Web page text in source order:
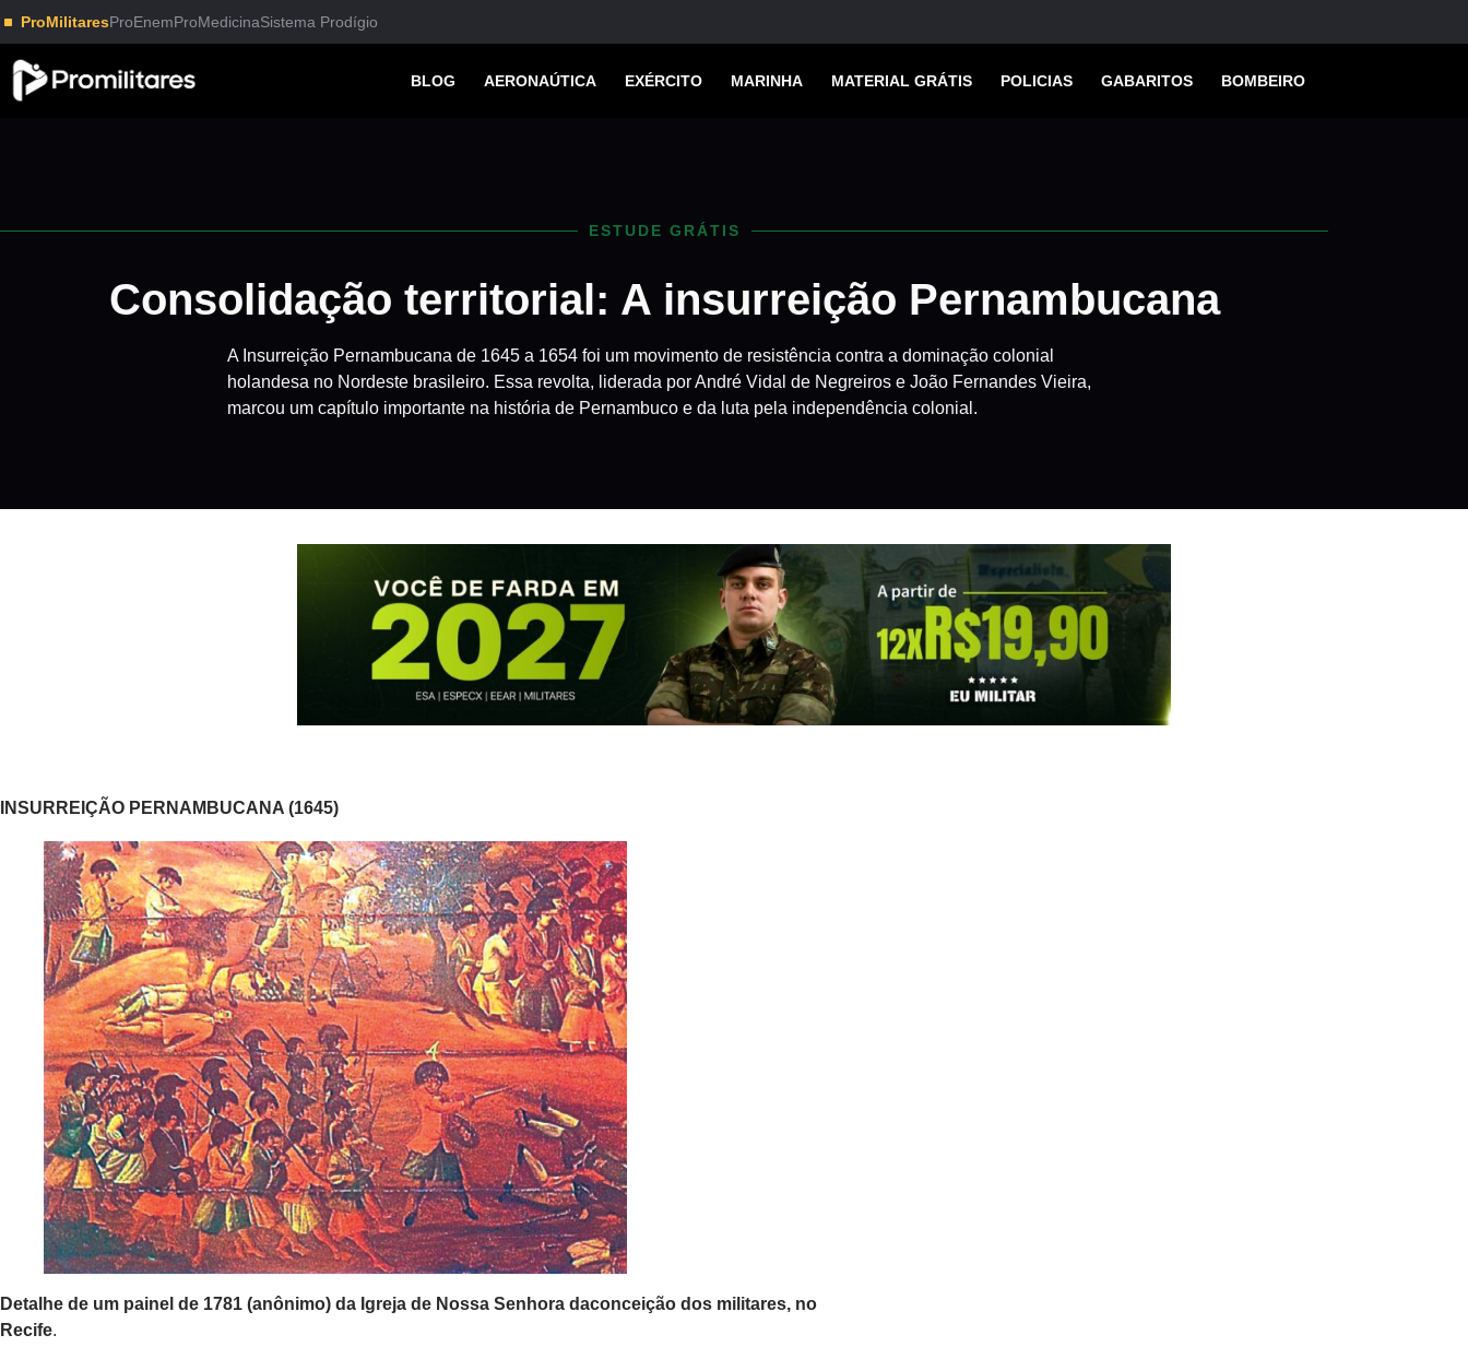
ProMilitaresProEnemProMedicinaSistema Prodígio
BLOG AERONAÚTICA EXÉRCITO MARINHA MATERIAL GRÁTIS POLICIAS GABARITOS BOMBEIRO
ESTUDE GRÁTIS
Consolidação territorial: A insurreição Pernambucana
A Insurreição Pernambucana de 1645 a 1654 foi um movimento de resistência contra a dominação colonial
holandesa no Nordeste brasileiro. Essa revolta, liderada por André Vidal de Negreiros e João Fernandes Vieira,
marcou um capítulo importante na história de Pernambuco e da luta pela independência colonial.
INSURREIÇÃO PERNAMBUCANA (1645)
Detalhe de um painel de 1781 (anônimo) da Igreja de Nossa Senhora daconceição dos militares, no
Recife.